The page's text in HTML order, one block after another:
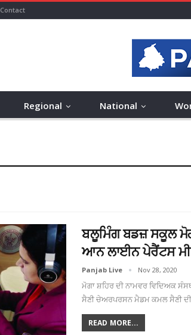
Contact
Regional National
ਬਲੂਮਿੰਗ ਬਡਜ਼ ਸਕੂਲ
ਆਨ ਲਾਈਨ ਪੇਰੈਂਟਸ
Panjab Live Nov 28, 2020
ਮੋਗਾ ਸ਼ਹਿਰ ਦੀ ਨਾਮਵਰ ਵਿਦਿਅਕ
ਸੈਣੀ ਚੇਅਰਪਰਸਨ ਮੈਡਮ ਕਮਲ ਸੈਣੀ
READ MORE...